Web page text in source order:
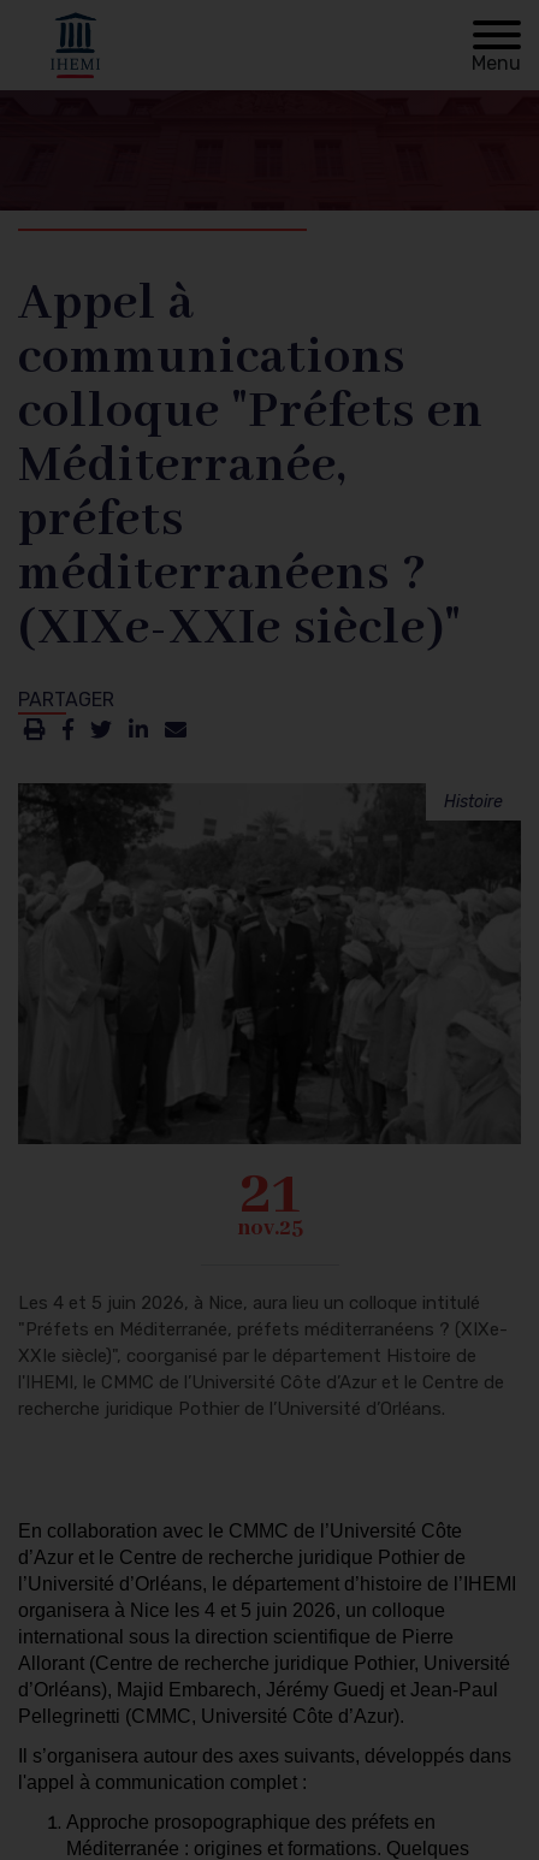
Retour à
Menu
Fil
d'Ariane
Appel à
communications
colloque "Préfets en
Méditerranée,
préfets
méditerranéens ?
(XIXe-XXIe siècle)"
Histoire
21
nov.25
Les 4 et 5 juin 2026, à Nice, aura lieu un colloque intitulé
"Préfets en Méditerranée, préfets méditerranéens ? (XIXe-
XXIe siècle)", coorganisé par le département Histoire de
l'IHEMI, le CMMC de l’Université Côte d’Azur et le Centre de
recherche juridique Pothier de l’Université d’Orléans.
En collaboration avec le CMMC de l’Université Côte
d’Azur et le Centre de recherche juridique Pothier de
l’Université d’Orléans, le département d’histoire de l’IHEMI
organisera à Nice les 4 et 5 juin 2026, un colloque
international sous la direction scientifique de Pierre
Allorant (Centre de recherche juridique Pothier, Université
d’Orléans), Majid Embarech, Jérémy Guedj et Jean-Paul
Pellegrinetti (CMMC, Université Côte d’Azur).
Il s’organisera autour des axes suivants, développés dans
l'appel à communication complet :
Approche prosopographique des préfets en
Méditerranée : origines et formations. Quelques